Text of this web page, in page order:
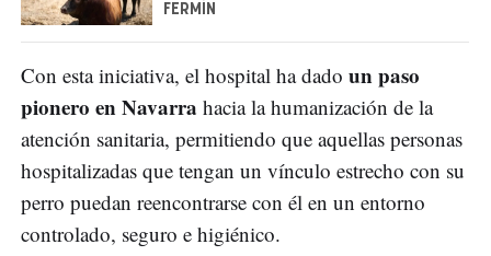
FERMÍN
Con esta iniciativa, el hospital ha dado un paso
pionero en Navarra hacia la humanización de la
atención sanitaria, permitiendo que aquellas personas
hospitalizadas que tengan un vínculo estrecho con su
perro puedan reencontrarse con él en un entorno
controlado, seguro e higiénico.